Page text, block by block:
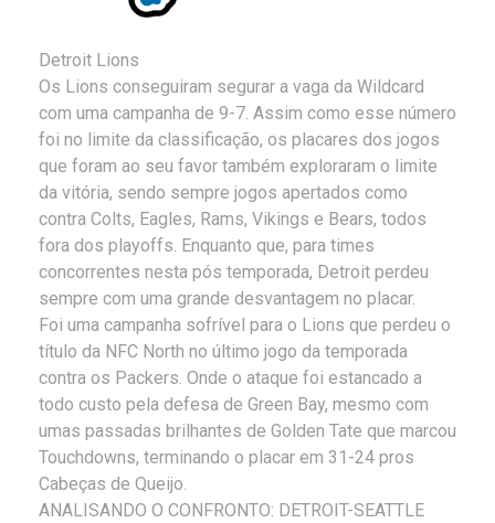
Detroit Lions
Os Lions conseguiram segurar a vaga da Wildcard
com uma campanha de 9-7. Assim como esse número
foi no limite da classificação, os placares dos jogos
que foram ao seu favor também exploraram o limite
da vitória, sendo sempre jogos apertados como
contra Colts, Eagles, Rams, Vikings e Bears, todos
fora dos playoffs. Enquanto que, para times
concorrentes nesta pós temporada, Detroit perdeu
sempre com uma grande desvantagem no placar.
Foi uma campanha sofrível para o Lions que perdeu o
título da NFC North no último jogo da temporada
contra os Packers. Onde o ataque foi estancado a
todo custo pela defesa de Green Bay, mesmo com
umas passadas brilhantes de Golden Tate que marcou
Touchdowns, terminando o placar em 31-24 pros
Cabeças de Queijo.
ANALISANDO O CONFRONTO: DETROIT-SEATTLE